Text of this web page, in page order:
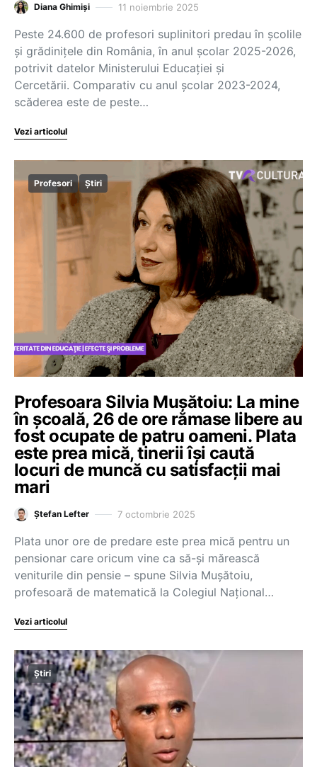
Diana Ghimiși 11 noiembrie 2025
Peste 24.600 de profesori suplinitori predau în școlile
și grădinițele din România, în anul școlar 2025-2026,
potrivit datelor Ministerului Educației și
Cercetării. Comparativ cu anul școlar 2023-2024,
scăderea este de peste…
Vezi articolul
Profesori Știri
Profesoara Silvia Mușătoiu: La mine
în școală, 26 de ore rămase libere au
fost ocupate de patru oameni. Plata
este prea mică, tinerii își caută
locuri de muncă cu satisfacții mai
mari
Ștefan Lefter 7 octombrie 2025
Plata unor ore de predare este prea mică pentru un
pensionar care oricum vine ca să-și mărească
veniturile din pensie – spune Silvia Mușătoiu,
profesoară de matematică la Colegiul Național…
Vezi articolul
Știri